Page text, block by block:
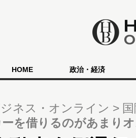
HOME 政治・経済
ネス・オンライン
を借りるのがあまり